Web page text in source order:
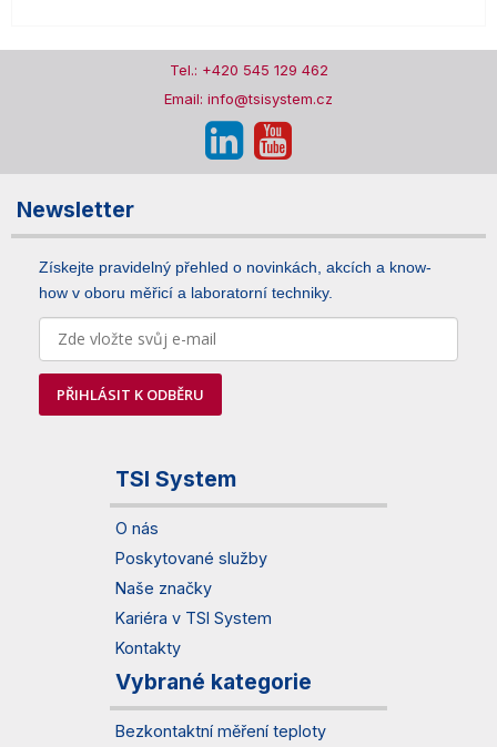
Tel.: +420 545 129 462
Email: info@tsisystem.cz
Newsletter
Získejte pravidelný přehled o novinkách, akcích a know-
how v oboru měřicí a laboratorní techniky.
PŘIHLÁSIT K ODBĚRU
TSI System
O nás
Poskytované služby
Naše značky
Kariéra v TSI System
Kontakty
Vybrané kategorie
Bezkontaktní měření teploty